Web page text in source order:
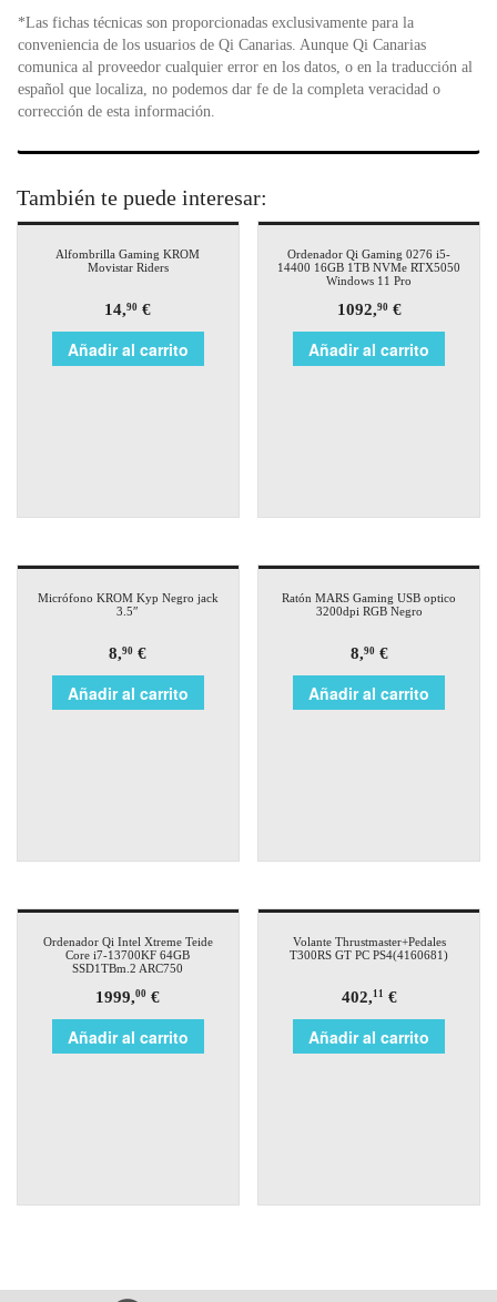
*Las fichas técnicas son proporcionadas exclusivamente para la
conveniencia de los usuarios de Qi Canarias. Aunque Qi Canarias
comunica al proveedor cualquier error en los datos, o en la traducción al
español que localiza, no podemos dar fe de la completa veracidad o
corrección de esta información.
También te puede interesar:
Alfombrilla Gaming KROM
Movistar Riders
14,90 €
Añadir al carrito
Ordenador Qi Gaming 0276 i5-
14400 16GB 1TB NVMe RTX5050
Windows 11 Pro
1092,90€
Añadir al carrito
Micrófono KROM Kyp Negro jack
3.5″
8,90 €
Añadir al carrito
Ratón MARS Gaming USB optico
3200dpi RGB Negro
8,90€
Añadir al carrito
Ordenador Qi Intel Xtreme Teide
Core i7-13700KF 64GB
SSD1TBm.2 ARC750
1999,00 €
Añadir al carrito
Volante Thrustmaster+Pedales
T300RS GT PC PS4(4160681)
402,11 €
Añadir al carrito